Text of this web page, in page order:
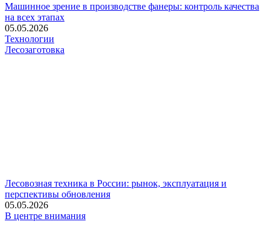
Машинное зрение в производстве фанеры: контроль качества
на всех этапах
05.05.2026
Технологии
Лесозаготовка
Лесовозная техника в России: рынок, эксплуатация и
перспективы обновления
05.05.2026
В центре внимания